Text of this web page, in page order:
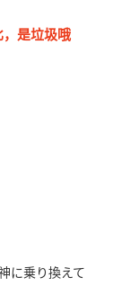
，是垃圾哦
に乗り換えて